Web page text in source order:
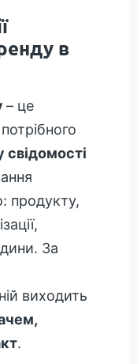
в
– це
свідомості
продукту,
За
виходить
.